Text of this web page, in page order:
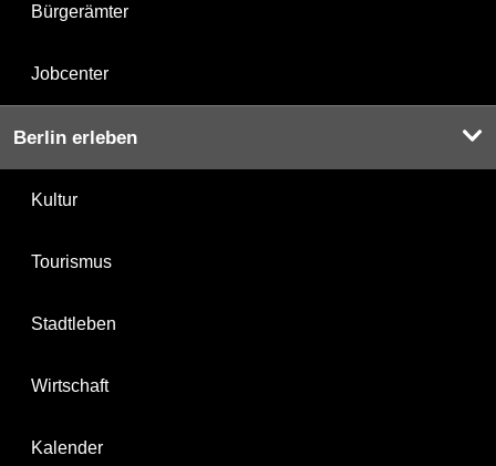
Bürgerämter
Jobcenter
Berlin erleben
Kultur
Tourismus
Stadtleben
Wirtschaft
Kalender